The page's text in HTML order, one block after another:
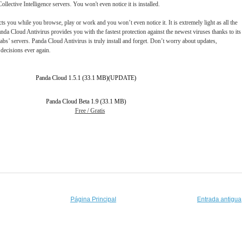
Intelligence servers. You won't even notice it is installed.
you while you browse, play or work and you won’t even notice it. It is extremely light as all the
Cloud Antivirus provides you with the fastest protection against the newest viruses thanks to its
servers. Panda Cloud Antivirus is truly install and forget. Don’t worry about updates,
ever again.
Panda Cloud 1.5.1 (33.1 MB)(UPDATE)
Panda Cloud Beta 1.9 (33.1 MB)
Entrada antigua
Página Principal